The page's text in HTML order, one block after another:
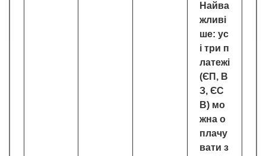
Найва
жливі
ше: ус
і три п
латежі
(ЄП, В
З, ЄС
В) мо
жна о
плачу
вати з